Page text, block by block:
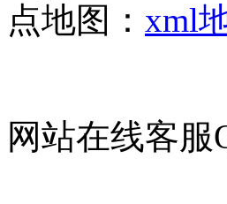
点地图： xml
网站在线客服